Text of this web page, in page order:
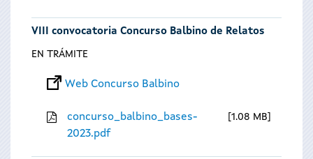
VIII convocatoria Concurso Balbino de Relatos
EN TRÁMITE
Web Concurso Balbino
concurso_balbino_bases-
2023.pdf
1.08 MB